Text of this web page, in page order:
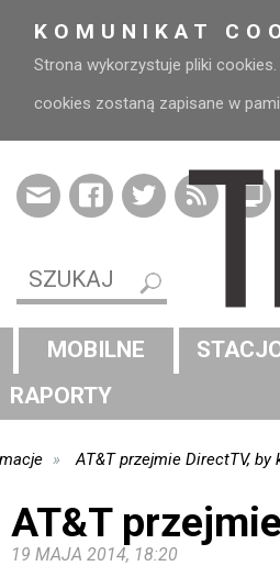
KOMUNIKAT
Strona wykorzystuje pliki
cookies zostaną zapisane w
MOBILNE
RAPORTY
AT&T przejmie DirectTV,
AT&T
19 MAJA 2014, 18:20